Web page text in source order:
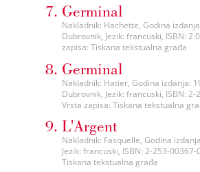
Germinal
Nakladnik: Hachette, Godina
Dubrovnik, Jezik: francuski, ISBN:
zapisa: Tiskana tekstualna građa
Germinal
Nakladnik: Hatier, Godina izdanja:
Dubrovnik, Jezik: francuski, ISBN: 2-
Vrsta zapisa: Tiskana tekstualna
L'Argent
Nakladnik: Fasquelle, Godina
Jezik: francuski, ISBN: 2-253-00367-
Tiskana tekstualna građa